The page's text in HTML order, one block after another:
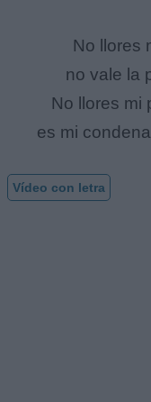
No llores
no vale la
No llores mi
es mi
Vídeo con letra